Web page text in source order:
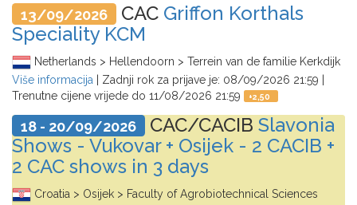
13/09/2026 CAC Griffon Korthals
Speciality KCM
Netherlands > Hellendoorn > Terrein van de familie Kerkdijk
Više informacija
| Zadnji rok za prijave je: 08/09/2026 21:59
Trenutne cijene vrijede do 11/08/2026 21:59 +2,50
18 - 20/09/2026 CAC/CACIB Slavonia
Shows - Vukovar + Osijek - 2 CACIB +
2 CAC shows in 3 days
Croatia > Osijek > Faculty of Agrobiotechnical Sciences